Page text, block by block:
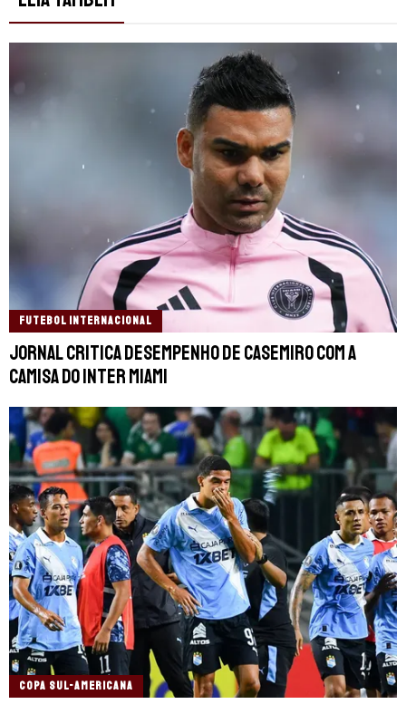
FUTEBOL INTERNACIONAL
Jornal critica desempenho de Casemiro com a
camisa do Inter Miami
COPA SUL-AMERICANA